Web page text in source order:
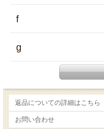
f
g
返品についての詳細はこちら
お問い合わせ